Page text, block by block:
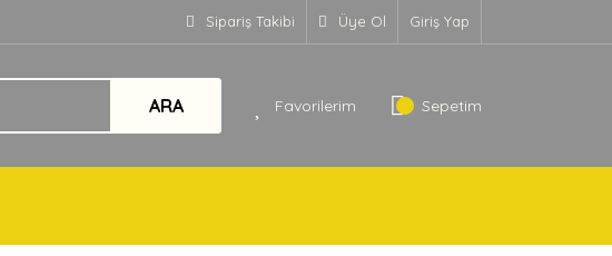
Sipariş Takibi Üye Ol Giriş Yap
ARA Favorilerim Sepetim